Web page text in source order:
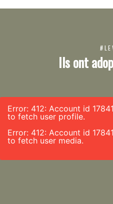
Ils ont
Error: 412: Account id
to fetch user profile.
Error: 412: Account id
to fetch user media.